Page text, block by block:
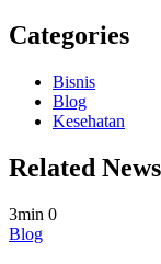
Categories
Bisnis
Blog
Kesehatan
Related
3min 0
Blog